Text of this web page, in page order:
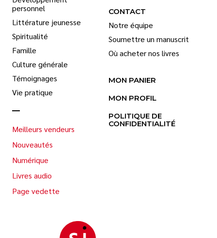
personnel
Littérature jeunesse
Spiritualité
Famille
Culture générale
Témoignages
Vie pratique
Meilleurs vendeurs
Nouveautés
Numérique
Livres audio
Page vedette
CONTACT
Notre équipe
Soumettre un manuscrit
Où acheter nos livres
MON PANIER
MON PROFIL
POLITIQUE DE
CONFIDENTIALITÉ